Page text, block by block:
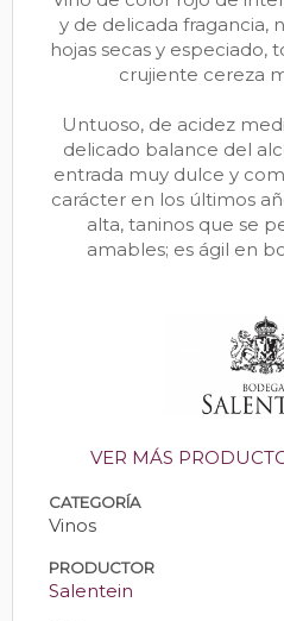
y de delicada fragancia,
hojas secas y especiado,
crujiente cereza
Untuoso, de acidez
delicado balance del
entrada muy dulce y
carácter en los últimos
alta, taninos que se
amables; es ágil en
VER MÁS
CATEGORÍA
Vinos
PRODUCTOR
Salentein